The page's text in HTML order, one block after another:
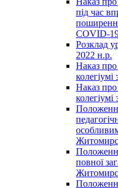
під час
COVID-19
Розклад
2022 н.р.
Наказ про
колегіумі
Наказ про
повної